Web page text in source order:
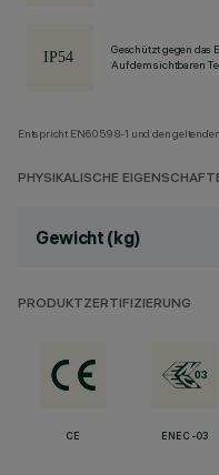
Geschützt gegen das
Auf dem sichtbaren
Entspricht EN60598-1 und den
PHYSIKALISCHE
Gewicht (kg)
PRODUKTZERTIFIZIERUNG
CE ENEC-03